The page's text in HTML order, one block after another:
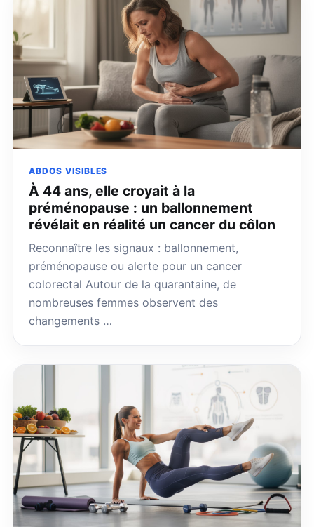
ABDOS VISIBLES
À 44 ans, elle croyait à la
préménopause : un ballonnement
révélait en réalité un cancer du côlon
Reconnaître les signaux : ballonnement,
préménopause ou alerte pour un cancer
colorectal Autour de la quarantaine, de
nombreuses femmes observent des
changements …